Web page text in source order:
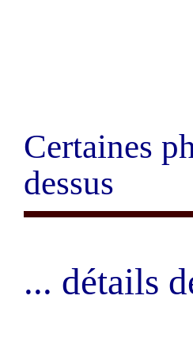
Certaines
dessus
... détails